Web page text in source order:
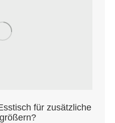
für zusätzliche